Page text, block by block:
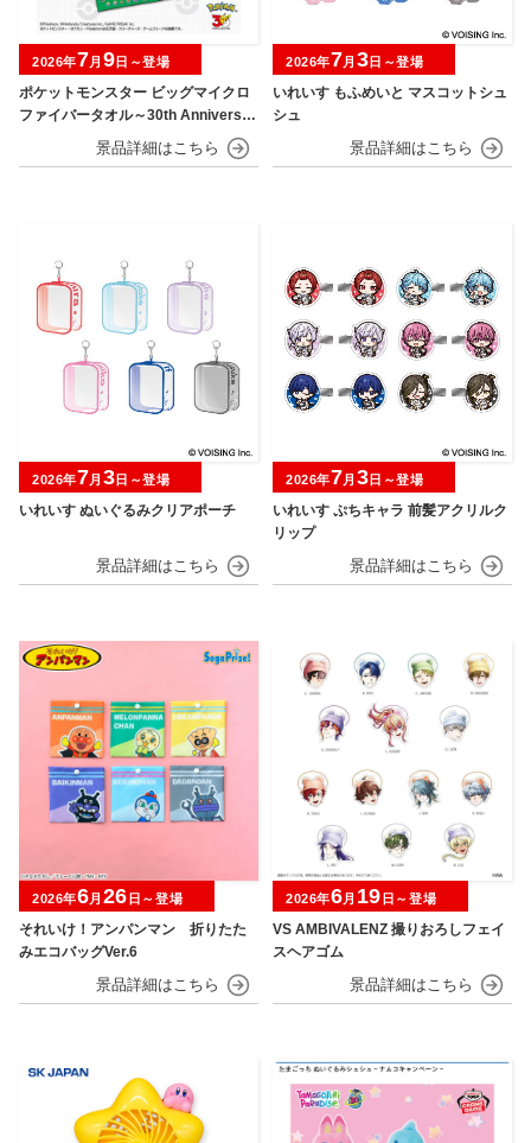
ポケットモンスター ビッグマイクロ
ファイバータオル～30th Anniversar
2026年7月 9日～登場
いれいす もふめいと マスコットシュ
シュ
2026年7月 3日～登場
いれいす ぬいぐるみクリアポーチ
2026年7月 3 日～登場
いれいす ぷちキャラ 前髪アクリルク
リップ
2026年7月 3 日～登場
それいけ！アンパンマン 折りたた
みエコバッグVer.6
2026年6月 26 日～登場
VS AMBIVALENZ 撮りおろしフェイ
スヘアゴム
2026年6月 19 日～登場